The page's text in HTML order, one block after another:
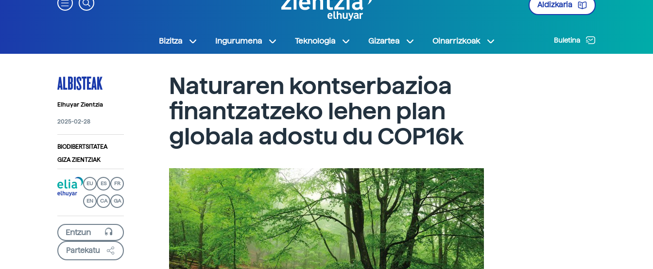
Aldizkaria
Bizitza Ingurumena Teknologia Gizartea Oinarrizkoak Buletina
ALBISTEAK
Elhuyar Zientzia
2025-02-28
BIODIBERTSITATEA
GIZA ZIENTZIAK
EU ES FR
EN CA GA
Partekatu
Naturaren kontserbazioa
finantzatzeko lehen plan
globala adostu du COP16k